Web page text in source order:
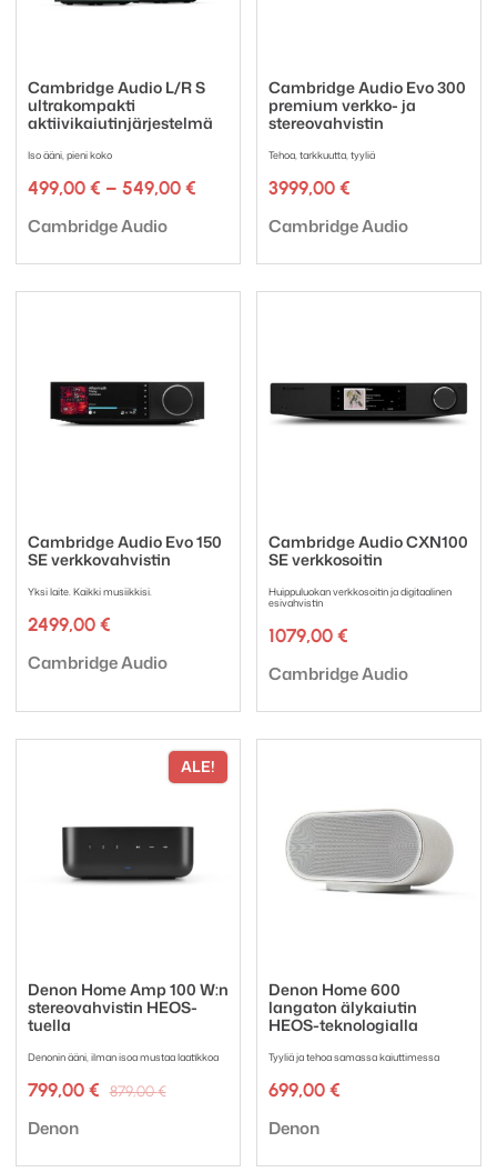
Cambridge Audio L/R S
ultrakompakti
aktiivikaiutinjärjestelmä
Iso ääni, pieni koko
499,00 € – 549,00 € Hintaluokka:
Tuotemerkki:
Cambridge Audio
Cambridge Audio Evo 300
premium verkko- ja
stereovahvistin
Tehoa, tarkkuutta, tyyliä
3999,00 €
Tuotemerkki:
Cambridge Audio
Cambridge Audio Evo 150
SE verkkovahvistin
Yksi laite. Kaikki musiikkisi.
2499,00 €
Tuotemerkki:
Cambridge Audio
Cambridge Audio CXN100
SE verkkosoitin
Huippuluokan verkkosoitin ja digitaalinen
esivahvistin
1079,00 €
Tuotemerkki:
Cambridge Audio
ALE!
Denon Home Amp 100 W:n
stereovahvistin HEOS-
tuella
Denonin ääni, ilman isoa mustaa laatikkoa
879,00€Alkuperäinen
799,00 €
Nykyinen
Tuotemerkki:
Denon
Denon Home 600
langaton älykaiutin
HEOS-teknologialla
Tyyliä ja tehoa samassa kaiuttimessa
699,00 €
Tuotemerkki:
Denon